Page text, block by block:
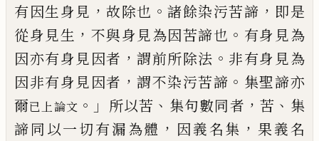
有因生身見 ，故除也 。諸餘染污苦諦 ， 即是
從身見生 ， 不與身見為因苦諦也 。 有身見為
因亦有身見因者 ，謂前所除法 。 非有身 見為
因非有身見因者 ，謂不染污苦諦 。 集聖諦亦
爾已上論文 。」 所以苦 、 集句數同者 ，苦 、 集
諦同以一切有漏為體 ， 因義名集 ， 果義名